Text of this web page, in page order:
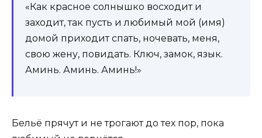
«Как красное солнышко восходит и
заходит, так пусть и любимый мой (имя)
домой приходит спать, ночевать, меня,
свою жену, повидать. Ключ, замок, язык.
Аминь. Аминь. Аминь!»
Бельё прячут и не трогают до тех пор, пока